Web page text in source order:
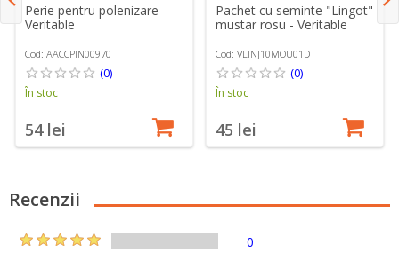
Perie pentru polenizare -
Veritable
Cod: AACCPIN00970
(0)
În stoc
54 lei
Pachet cu seminte "Lingot"
mustar rosu - Veritable
Cod: VLINJ10MOU01D
(0)
În stoc
45 lei
Recenzii
0